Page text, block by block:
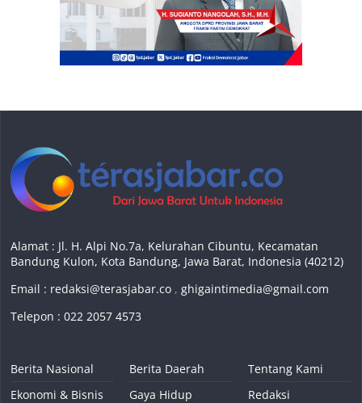
Alamat : Jl. H. Alpi No.7a, Kelurahan Cibuntu, Kecamatan
Bandung Kulon, Kota Bandung, Jawa Barat, Indonesia (40212)
Email : redaksi@terasjabar.co ,ghigaintimedia@gmail.com
Telepon : 022 2057 4573
Berita Nasional
Ekonomi & Bisnis
Berita Daerah
Gaya Hidup
Tentang Kami
Redaksi